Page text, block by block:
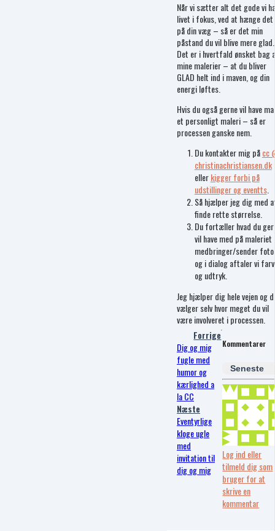
Når vi sætter alt det gode vi
livet i fokus, ved at hænge det
på din væg – så er det min
påstand du vil blive mere glad.
Det er i hvertfald ønsket bag
mine malerier – at du bliver
GLAD helt ind i maven, og din
energi løftes.
Hvis du også gerne vil have
et personligt maleri – så er
processen ganske nem.
Du kontakter mig påcc
christinachristiansen.dk
ellerkigger forbi på
udstillinger og eventts.
Så hjælper jeg dig med
finde rette størrelse.
Du fortæller hvad du
vil have med på maleriet
medbringer/sender
og i dialog aftaler vi
og udtryk.
Jeg hjælper dig hele vejen og
vælger selv hvor meget du vil
være involveret i processen.
Forrige
Dig og mig
fugle med
humor og
kærlighed a
la CC
Næste
Eventyrlige
kloge ugle
med
invitation til
dig og mig
Kommentarer
Seneste
Log ind eller
tilmeld dig som
bruger for at
skrive en
kommentar